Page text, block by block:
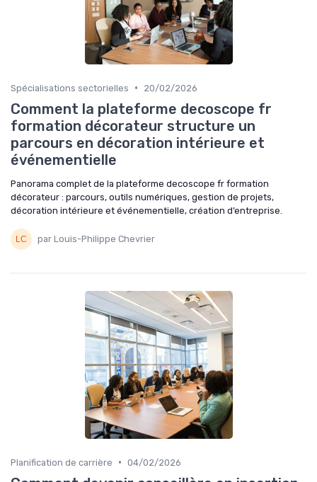
Spécialisations sectorielles • 20/02/2026
Comment la plateforme decoscope fr
formation décorateur structure un
parcours en décoration intérieure et
événementielle
Panorama complet de la plateforme decoscope fr formation
décorateur : parcours, outils numériques, gestion de projets,
décoration intérieure et événementielle, création d’entreprise.
par Louis-Philippe Chevrier
Planification de carrière • 04/02/2026